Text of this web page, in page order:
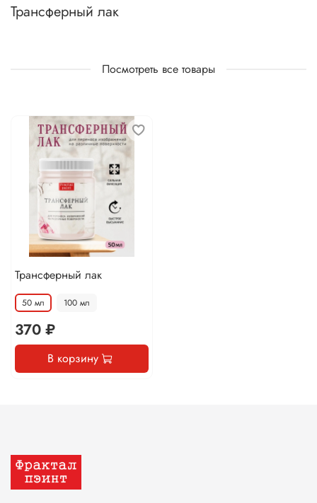
Трансферный лак
Посмотреть все товары
Трансферный лак
50 мл 100 мл
370 ₽
В корзину